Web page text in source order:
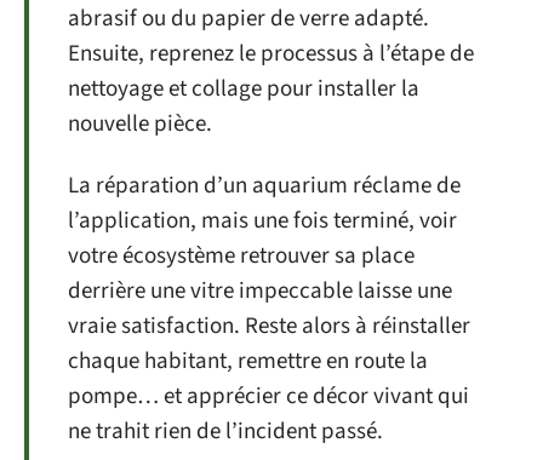
abrasif ou du papier de verre adapté.
Ensuite, reprenez le processus à l’étape de
nettoyage et collage pour installer la
nouvelle pièce.
La réparation d’un aquarium réclame de
l’application, mais une fois terminé, voir
votre écosystème retrouver sa place
derrière une vitre impeccable laisse une
vraie satisfaction. Reste alors à réinstaller
chaque habitant, remettre en route la
pompe… et apprécier ce décor vivant qui
ne trahit rien de l’incident passé.